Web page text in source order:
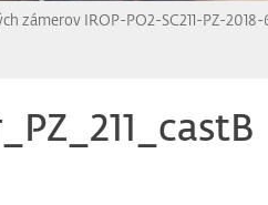
zámerov IROP-PO2-SC211-PZ-